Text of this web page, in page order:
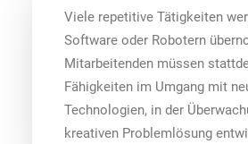
Viele repetitive Tätigkeiten
Software oder Robotern
Mitarbeitenden müssen
Fähigkeiten im Umgang mit
Technologien, in der
kreativen Problemlösung